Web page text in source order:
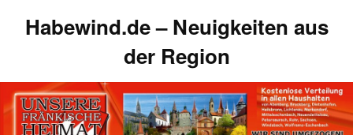
Habewind.de – Neuigkeiten aus
der Region